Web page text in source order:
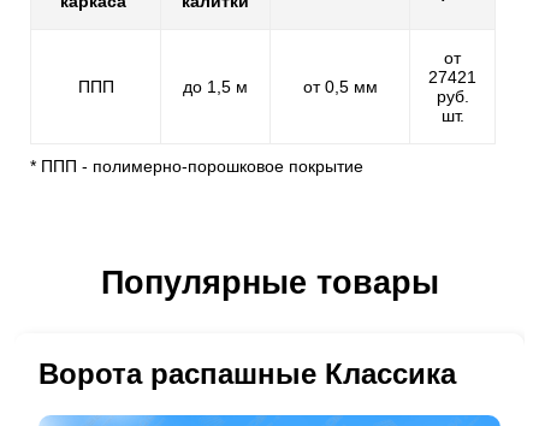
ППП до 1,5 м от 0,5 мм
от
27421
руб.
шт.
* ППП - полимерно-порошковое покрытие
Популярные товары
Ворота распашные Классика